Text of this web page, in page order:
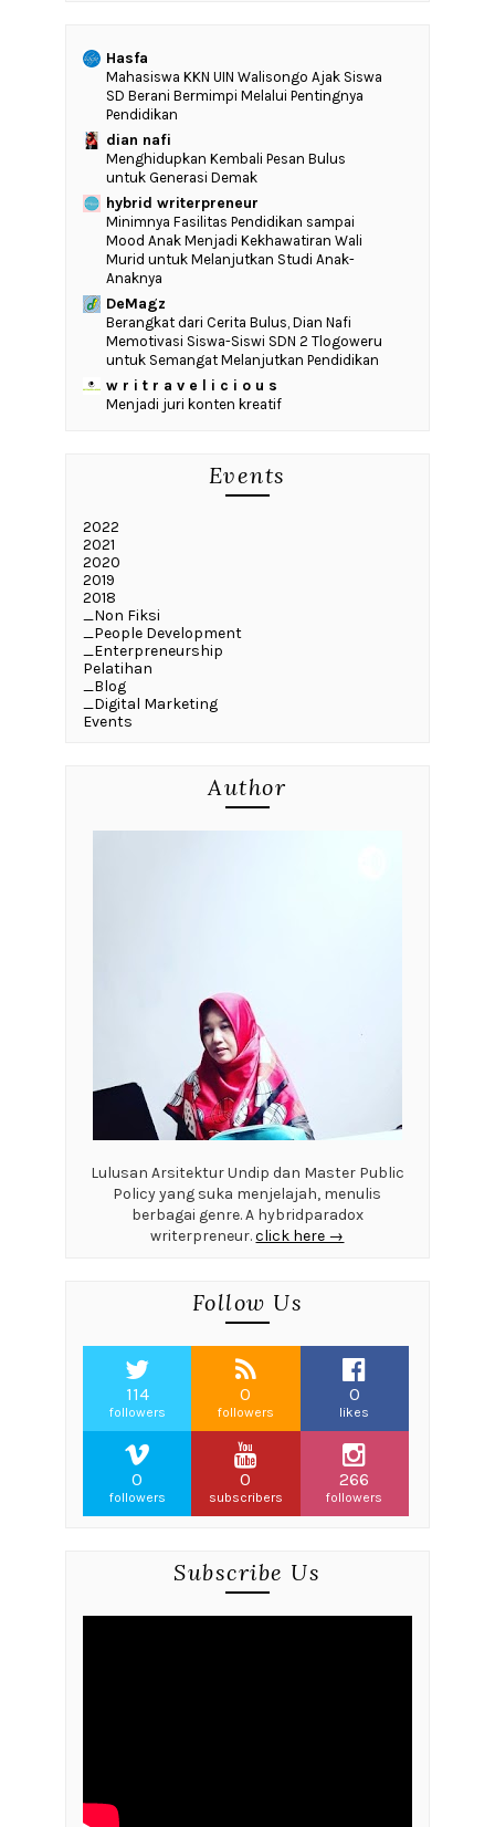
Hasfa
Mahasiswa KKN UIN Walisongo Ajak Siswa
SD Berani Bermimpi Melalui Pentingnya
Pendidikan
dian nafi
Menghidupkan Kembali Pesan Bulus
untuk Generasi Demak
hybrid writerpreneur
‎Minimnya Fasilitas Pendidikan sampai
Mood Anak Menjadi Kekhawatiran Wali
Murid untuk Melanjutkan Studi Anak-
Anaknya
DeMagz
‎Berangkat dari Cerita Bulus, Dian Nafi
Memotivasi Siswa-Siswi SDN 2 Tlogoweru
untuk Semangat Melanjutkan Pendidikan
w r i t r a v e l i c i o u s
Menjadi juri konten kreatif
Events
2022
2021
2020
2019
2018
_Non Fiksi
_People Development
_Enterpreneurship
Pelatihan
_Blog
_Digital Marketing
Events
Author
Lulusan Arsitektur Undip dan Master Public
Policy yang suka menjelajah, menulis
berbagai genre. A hybridparadox
writerpreneur.click here →
Follow Us
114
followers
0
followers
0
likes
0
followers
0
subscribers
266
followers
Subscribe Us